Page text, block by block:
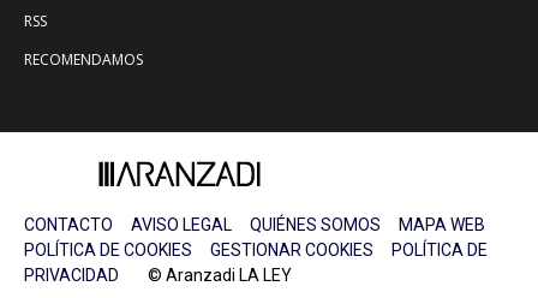
RSS
RECOMENDAMOS
CONTACTO AVISO LEGAL QUIÉNES SOMOS
MAPA WEB
POLÍTICA DE COOKIES
GESTIONAR COOKIES
POLÍTICA DE
PRIVACIDAD © Aranzadi LA LEY